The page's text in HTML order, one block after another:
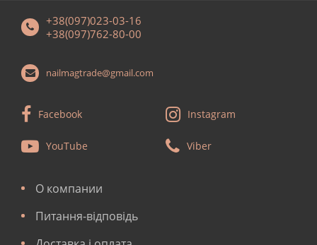
+38(097)023-03-16
+38(097)762-80-00
nailmagtrade@gmail.com
Facebook Instagram
YouTube Viber
О компании
Питання-відповідь